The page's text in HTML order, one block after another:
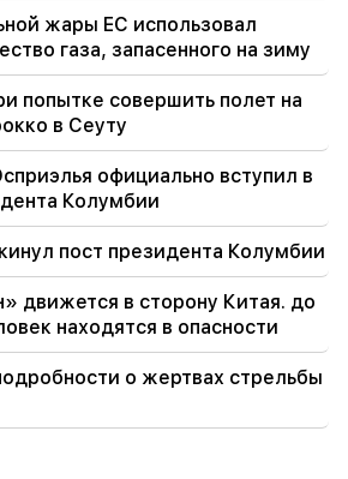
жары ЕС использовал
газа, запасенного на зиму
попытке совершить полет на
в Сеуту
официально вступил в
Колумбии
пост президента Колумбии
движется в сторону Китая. до
находятся в опасности
о жертвах стрельбы